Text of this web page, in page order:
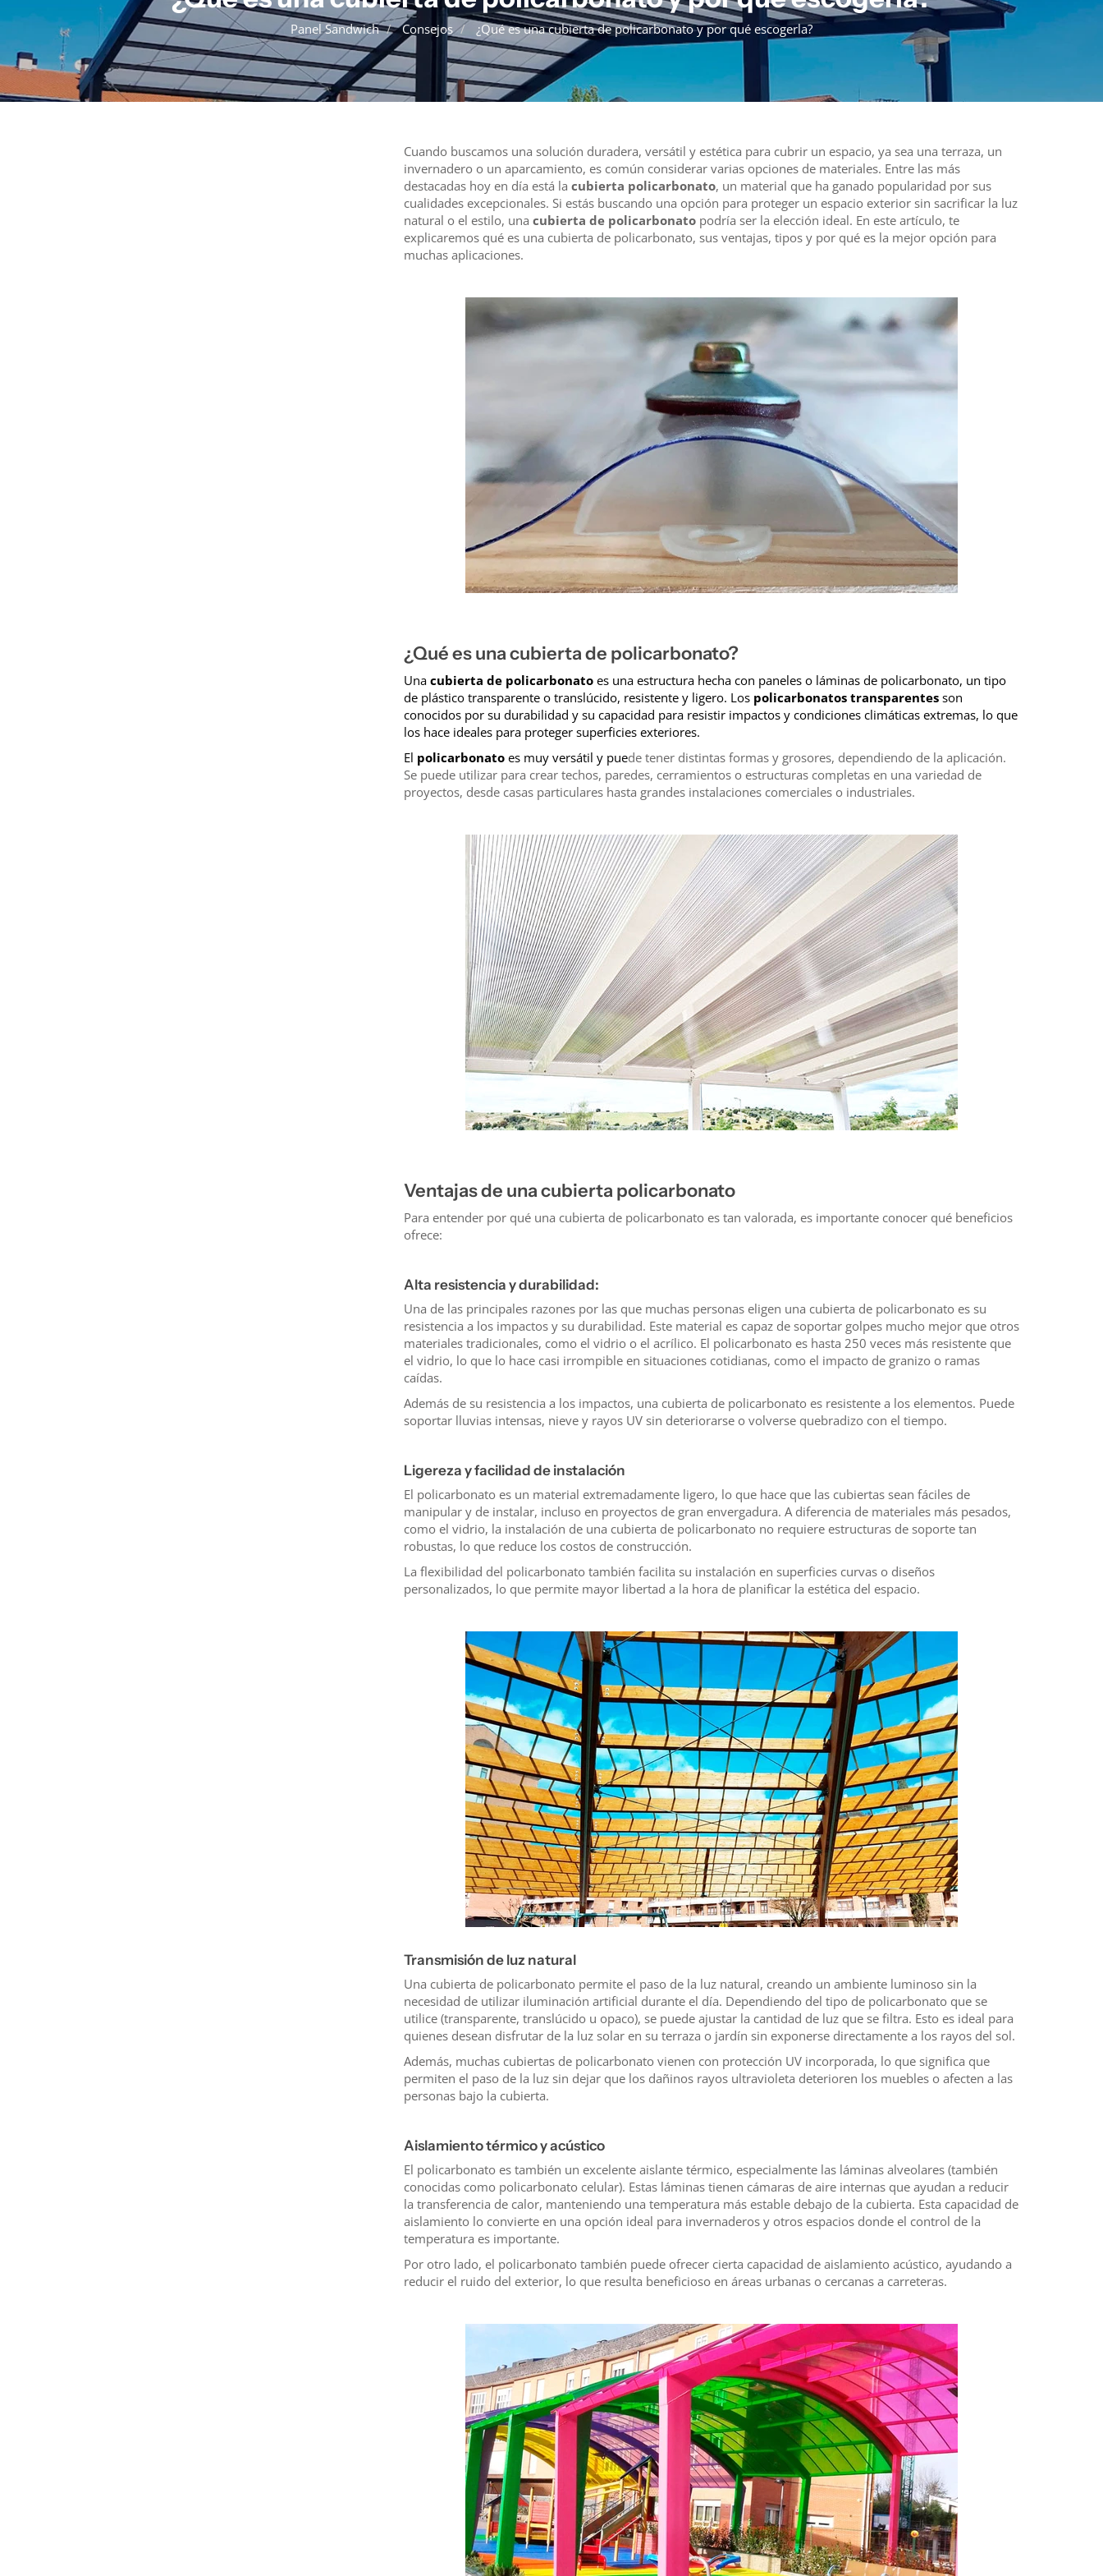
Panel Modular
Panel Sandwich Consejos ¿Qué es una cubierta de policarbonato y por qué escogerla?
Cuando buscamos una solución duradera, versátil y estética para cubrir un espacio, ya sea una terraza, un
invernadero o un aparcamiento, es común considerar varias opciones de materiales. Entre las más
destacadas hoy en día está la cubierta policarbonato, un material que ha ganado popularidad por sus
cualidades excepcionales. Si estás buscando una opción para proteger un espacio exterior sin sacrificar la luz
natural o el estilo, una cubierta de policarbonato podría ser la elección ideal. En este artículo, te
explicaremos qué es una cubierta de policarbonato, sus ventajas, tipos y por qué es la mejor opción para
muchas aplicaciones.
¿Qué es una cubierta de policarbonato?
Una cubierta de policarbonato es una estructura hecha con paneles o láminas de policarbonato, un tipo
de plástico transparente o translúcido, resistente y ligero. Los policarbonatos transparentes son
conocidos por su durabilidad y su capacidad para resistir impactos y condiciones climáticas extremas, lo que
los hace ideales para proteger superficies exteriores.
El policarbonato es muy versátil y puede tener distintas formas y grosores, dependiendo de la aplicación.
Se puede utilizar para crear techos, paredes, cerramientos o estructuras completas en una variedad de
proyectos, desde casas particulares hasta grandes instalaciones comerciales o industriales.
Ventajas de una cubierta policarbonato
Para entender por qué una cubierta de policarbonato es tan valorada, es importante conocer qué beneficios
ofrece:
Alta resistencia y durabilidad:
Una de las principales razones por las que muchas personas eligen una cubierta de policarbonato es su
resistencia a los impactos y su durabilidad. Este material es capaz de soportar golpes mucho mejor que otros
materiales tradicionales, como el vidrio o el acrílico. El policarbonato es hasta 250 veces más resistente que
el vidrio, lo que lo hace casi irrompible en situaciones cotidianas, como el impacto de granizo o ramas
caídas.
Además de su resistencia a los impactos, una cubierta de policarbonato es resistente a los elementos. Puede
soportar lluvias intensas, nieve y rayos UV sin deteriorarse o volverse quebradizo con el tiempo.
Ligereza y facilidad de instalación
El policarbonato es un material extremadamente ligero, lo que hace que las cubiertas sean fáciles de
manipular y de instalar, incluso en proyectos de gran envergadura. A diferencia de materiales más pesados,
como el vidrio, la instalación de una cubierta de policarbonato no requiere estructuras de soporte tan
robustas, lo que reduce los costos de construcción.
La flexibilidad del policarbonato también facilita su instalación en superficies curvas o diseños
personalizados, lo que permite mayor libertad a la hora de planificar la estética del espacio.
Transmisión de luz natural
Una cubierta de policarbonato permite el paso de la luz natural, creando un ambiente luminoso sin la
necesidad de utilizar iluminación artificial durante el día. Dependiendo del tipo de policarbonato que se
utilice (transparente, translúcido u opaco), se puede ajustar la cantidad de luz que se filtra. Esto es ideal para
quienes desean disfrutar de la luz solar en su terraza o jardín sin exponerse directamente a los rayos del sol.
Además, muchas cubiertas de policarbonato vienen con protección UV incorporada, lo que significa que
permiten el paso de la luz sin dejar que los dañinos rayos ultravioleta deterioren los muebles o afecten a las
personas bajo la cubierta.
Aislamiento térmico y acústico
El policarbonato es también un excelente aislante térmico, especialmente las láminas alveolares (también
conocidas como policarbonato celular). Estas láminas tienen cámaras de aire internas que ayudan a reducir
la transferencia de calor, manteniendo una temperatura más estable debajo de la cubierta. Esta capacidad de
aislamiento lo convierte en una opción ideal para invernaderos y otros espacios donde el control de la
temperatura es importante.
Por otro lado, el policarbonato también puede ofrecer cierta capacidad de aislamiento acústico, ayudando a
reducir el ruido del exterior, lo que resulta beneficioso en áreas urbanas o cercanas a carreteras.